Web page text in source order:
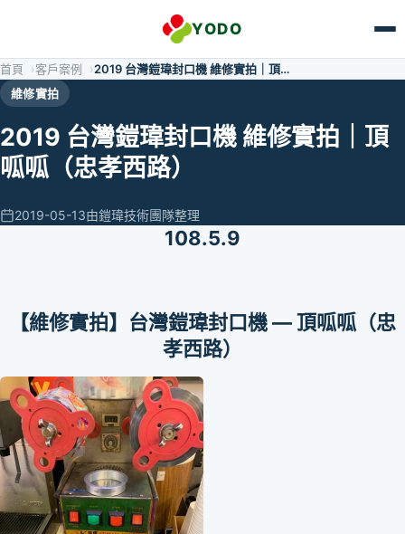
YODO
首頁 客戶案例
2019 台灣鎧瑋封口機 維修實拍｜頂…
維修實拍
2019 台灣鎧瑋封口機 維修實拍｜頂
呱呱（忠孝西路）
2019-05-13由鎧瑋技術團隊整理
108.5.9
【維修實拍】台灣鎧瑋封口機 — 頂呱呱（忠
孝西路）